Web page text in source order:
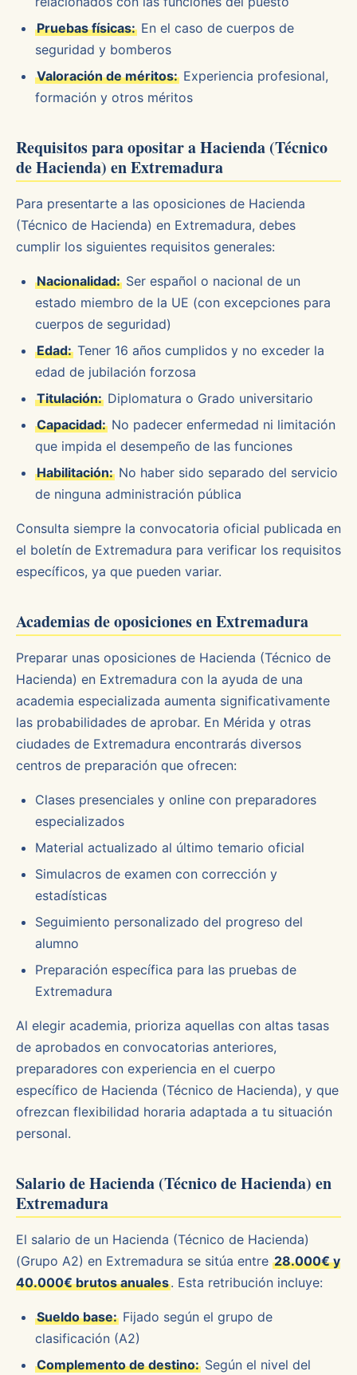
Pruebas físicas: En el caso de cuerpos de
seguridad y bomberos
Valoración de méritos: Experiencia profesional,
formación y otros méritos
Requisitos para opositar a Hacienda (Técnico
de Hacienda) en Extremadura
Para presentarte a las oposiciones de Hacienda
(Técnico de Hacienda) en Extremadura, debes
cumplir los siguientes requisitos generales:
Nacionalidad: Ser español o nacional de un
estado miembro de la UE (con excepciones para
cuerpos de seguridad)
Edad: Tener 16 años cumplidos y no exceder la
edad de jubilación forzosa
Titulación: Diplomatura o Grado universitario
Capacidad: No padecer enfermedad ni limitación
que impida el desempeño de las funciones
Habilitación: No haber sido separado del servicio
de ninguna administración pública
Consulta siempre la convocatoria oficial publicada en
el boletín de Extremadura para verificar los requisitos
específicos, ya que pueden variar.
Academias de oposiciones en Extremadura
Preparar unas oposiciones de Hacienda (Técnico de
Hacienda) en Extremadura con la ayuda de una
academia especializada aumenta significativamente
las probabilidades de aprobar. En Mérida y otras
ciudades de Extremadura encontrarás diversos
centros de preparación que ofrecen:
Clases presenciales y online con preparadores
especializados
Material actualizado al último temario oficial
Simulacros de examen con corrección y
estadísticas
Seguimiento personalizado del progreso del
alumno
Preparación específica para las pruebas de
Extremadura
Al elegir academia, prioriza aquellas con altas tasas
de aprobados en convocatorias anteriores,
preparadores con experiencia en el cuerpo
específico de Hacienda (Técnico de Hacienda), y que
ofrezcan flexibilidad horaria adaptada a tu situación
personal.
Salario de Hacienda (Técnico de Hacienda) en
Extremadura
El salario de un Hacienda (Técnico de Hacienda)
(Grupo A2) en Extremadura se sitúa entre 28.000€ y
40.000€ brutos anuales. Esta retribución incluye:
Sueldo base: Fijado según el grupo de
clasificación (A2)
Complemento de destino: Según el nivel del